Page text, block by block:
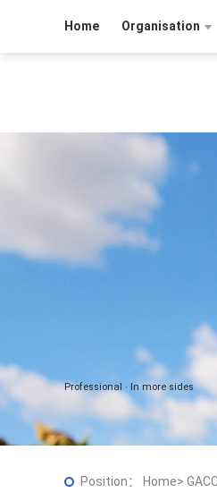
Home Organisation
Professional · In more sides
Position： Home>